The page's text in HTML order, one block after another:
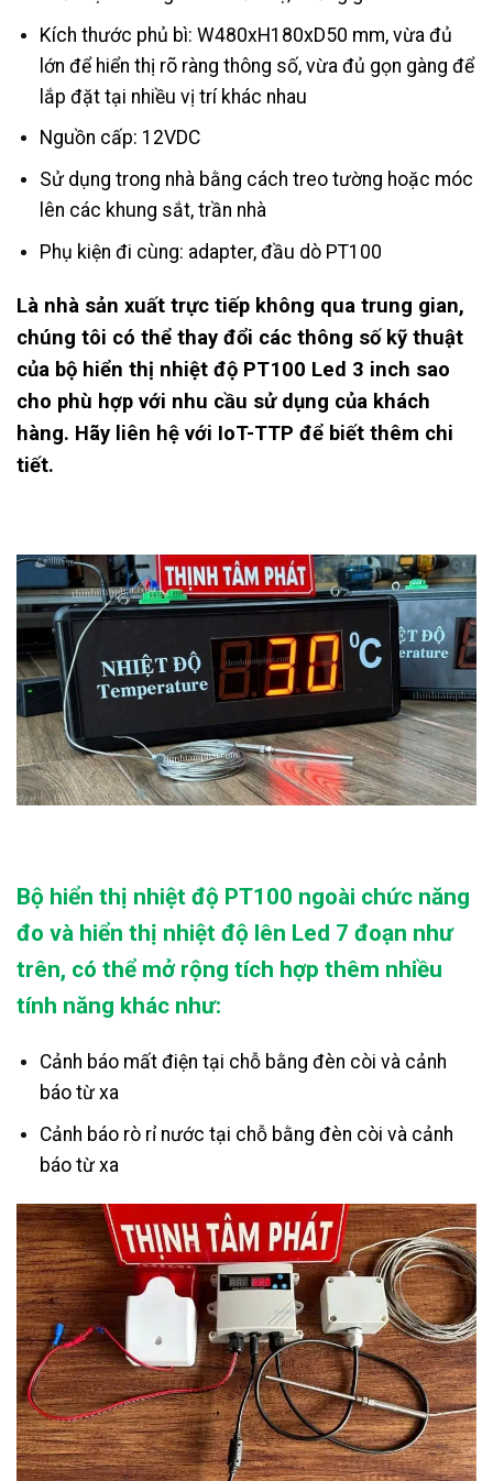
Kích thước phủ bì: W480xH180xD50 mm, vừa đủ
lớn để hiển thị rõ ràng thông số, vừa đủ gọn gàng để
lắp đặt tại nhiều vị trí khác nhau
Nguồn cấp: 12VDC
Sử dụng trong nhà bằng cách treo tường hoặc móc
lên các khung sắt, trần nhà
Phụ kiện đi cùng: adapter, đầu dò PT100
Là nhà sản xuất trực tiếp không qua trung gian,
chúng tôi có thể thay đổi các thông số kỹ thuật
của bộ hiển thị nhiệt độ PT100 Led 3 inch sao
cho phù hợp với nhu cầu sử dụng của khách
hàng. Hãy liên hệ với IoT-TTP để biết thêm chi
tiết.
Bộ hiển thị nhiệt độ PT100 ngoài chức năng
đo và hiển thị nhiệt độ lên Led 7 đoạn như
trên, có thể mở rộng tích hợp thêm nhiều
tính năng khác như:
Cảnh báo mất điện tại chỗ bằng đèn còi và cảnh
báo từ xa
Cảnh báo rò rỉ nước tại chỗ bằng đèn còi và cảnh
báo từ xa